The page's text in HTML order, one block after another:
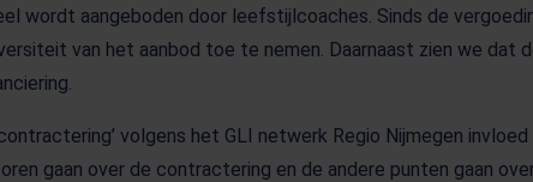
wordt aangeboden door leefstijlcoaches. Sinds de
van het aanbod toe te nemen. Daarnaast zien we dat
volgens het GLI netwerk Regio Nijmegen invloed
gaan over de contractering en de andere punten gaan